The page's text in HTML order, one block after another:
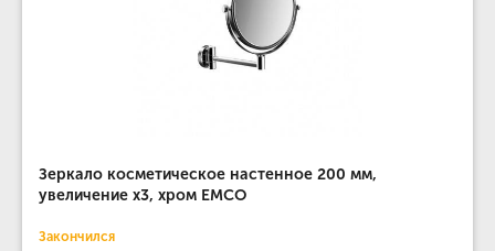
Зеркало косметическое настенное 200 мм,
увеличение х3, хром EMCO
Закончился